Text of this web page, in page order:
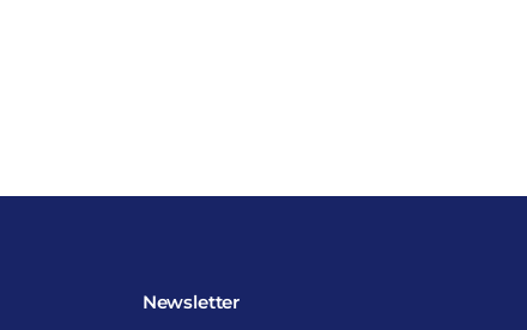
Newsletter